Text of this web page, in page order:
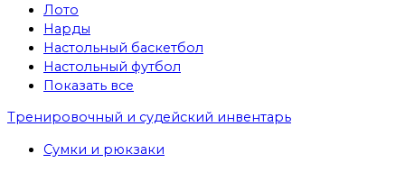
Лото
Нарды
Настольный баскетбол
Настольный футбол
Показать все
Тренировочный и судейский инвентарь
Сумки и рюкзаки